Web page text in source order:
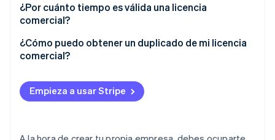
¿Por cuánto tiempo es válida una licencia
comercial?
¿Cómo puedo obtener un duplicado de mi licencia
comercial?
Empieza a usar Stripe